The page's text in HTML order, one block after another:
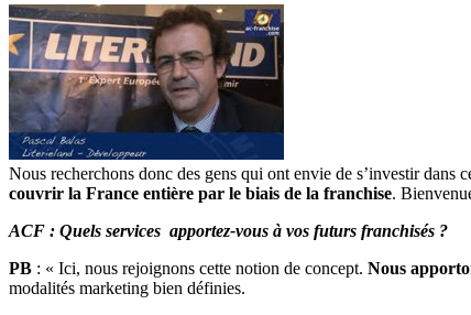
Nous recherchons donc des gens qui ont envie de s’investir dans
couvrir la France entière par le biais de la franchise.
ACF : Quels services apportez-vous à vos futurs franchisés ?
PB : « Ici, nous rejoignons cette notion de concept. Nous
modalités marketing bien définies.